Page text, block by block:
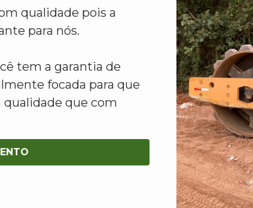
qualidade pois a
para nós.
tem a garantia de
focada para que
que com